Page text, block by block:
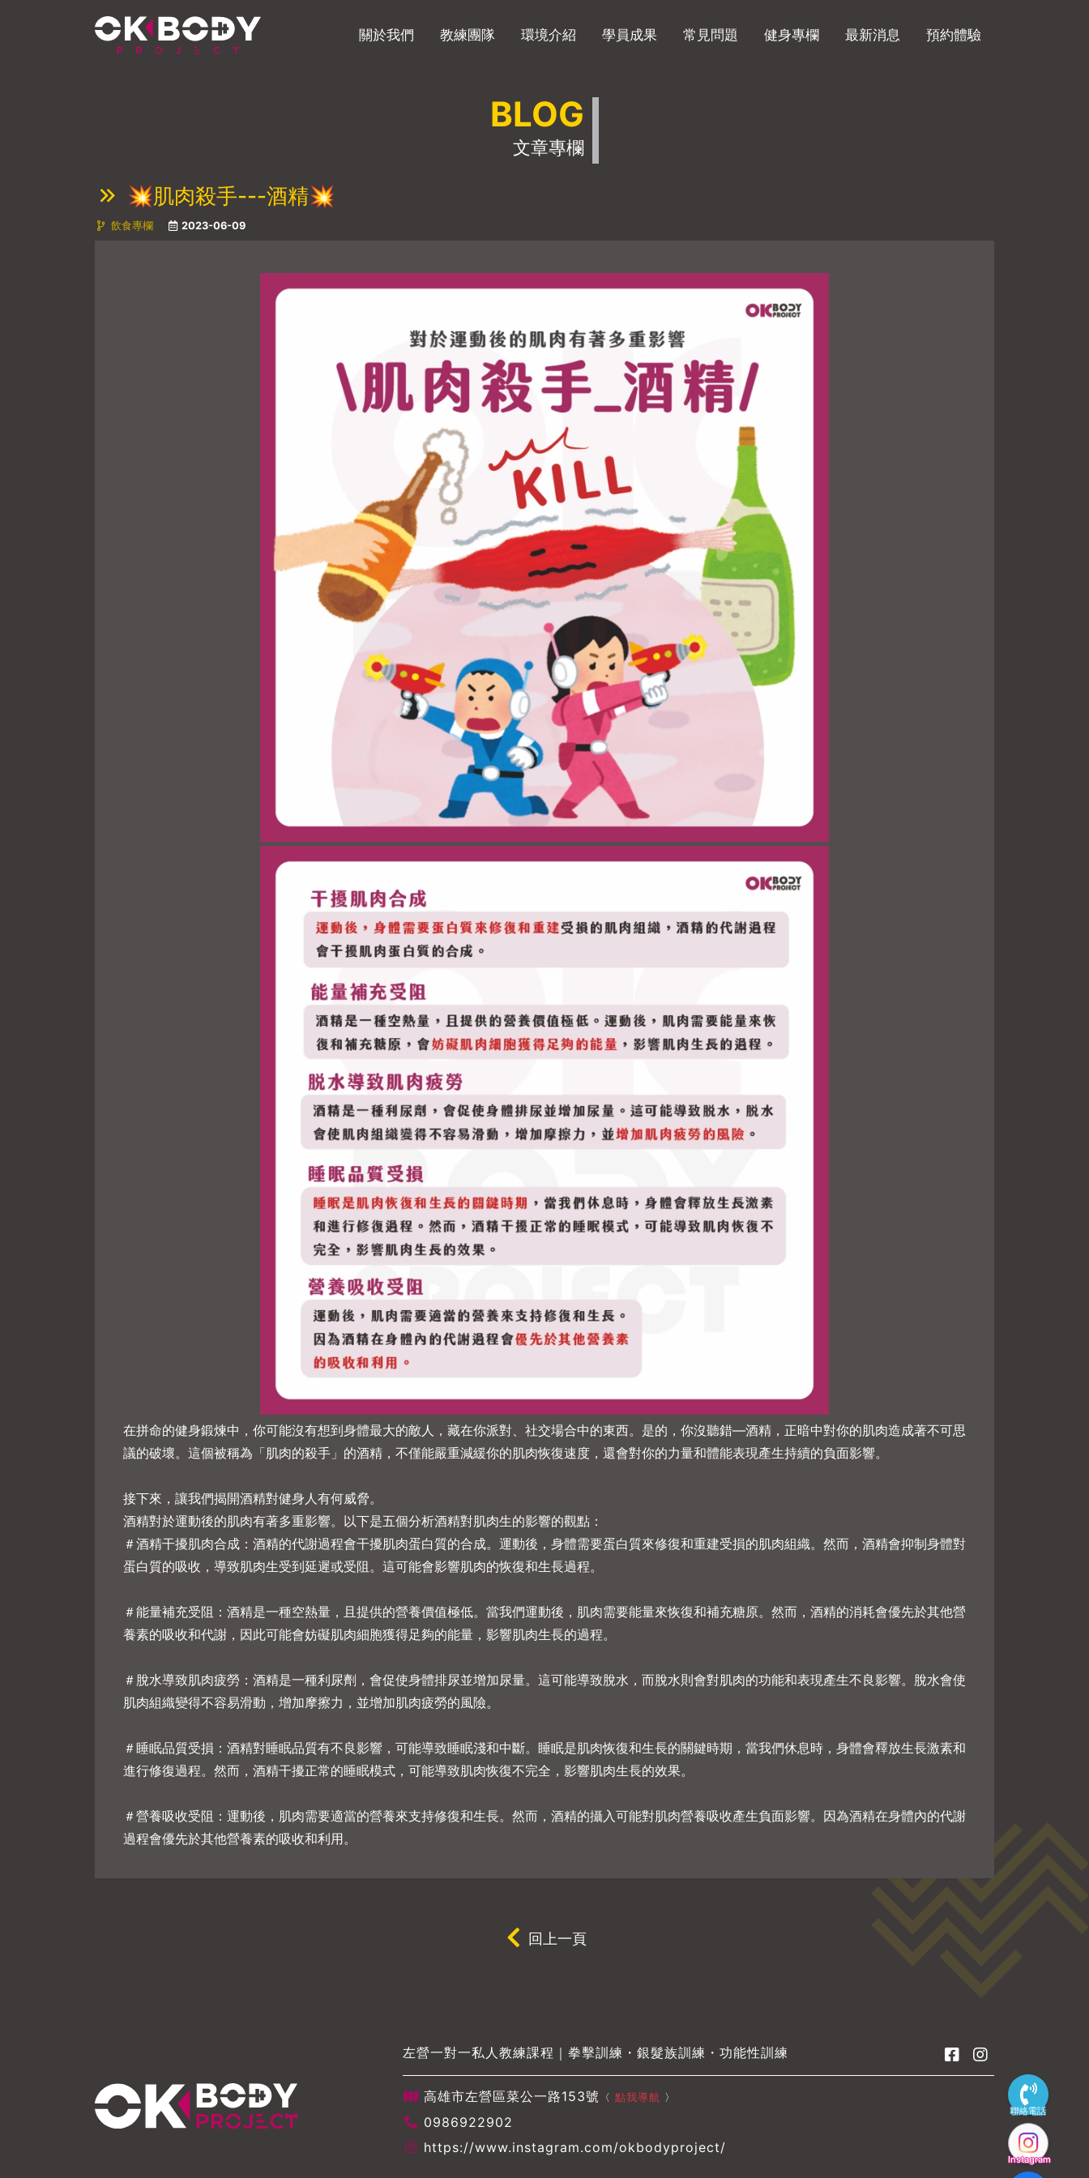
關於我們 教練團隊 環境介紹 學員成果 常見問題 健身專欄 最新消息 預約體驗
BLOG
文章專欄
💥肌肉殺手---酒精💥
飲食專欄 2023-06-09
在拼命的健身鍛煉中，你可能沒有想到身體最大的敵人，藏在你派對、社交場合中的東西。是的，你沒聽錯—酒精，正暗中對你的肌肉造成著不可思
議的破壞。這個被稱為「肌肉的殺手」的酒精，不僅能嚴重減緩你的肌肉恢復速度，還會對你的力量和體能表現產生持續的負面影響。
接下來，讓我們揭開酒精對健身人有何威脅。
酒精對於運動後的肌肉有著多重影響。以下是五個分析酒精對肌肉生的影響的觀點：
＃酒精干擾肌肉合成：酒精的代謝過程會干擾肌肉蛋白質的合成。運動後，身體需要蛋白質來修復和重建受損的肌肉組織。然而，酒精會抑制身體對
蛋白質的吸收，導致肌肉生受到延遲或受阻。這可能會影響肌肉的恢復和生長過程。
＃能量補充受阻：酒精是一種空熱量，且提供的營養價值極低。當我們運動後，肌肉需要能量來恢復和補充糖原。然而，酒精的消耗會優先於其他營
養素的吸收和代謝，因此可能會妨礙肌肉細胞獲得足夠的能量，影響肌肉生長的過程。
＃脫水導致肌肉疲勞：酒精是一種利尿劑，會促使身體排尿並增加尿量。這可能導致脫水，而脫水則會對肌肉的功能和表現產生不良影響。脫水會使
肌肉組織變得不容易滑動，增加摩擦力，並增加肌肉疲勞的風險。
＃睡眠品質受損：酒精對睡眠品質有不良影響，可能導致睡眠淺和中斷。睡眠是肌肉恢復和生長的關鍵時期，當我們休息時，身體會釋放生長激素和
進行修復過程。然而，酒精干擾正常的睡眠模式，可能導致肌肉恢復不完全，影響肌肉生長的效果。
＃營養吸收受阻：運動後，肌肉需要適當的營養來支持修復和生長。然而，酒精的攝入可能對肌肉營養吸收產生負面影響。因為酒精在身體內的代謝
過程會優先於其他營養素的吸收和利用。
回上一頁
左營一對一私人教練課程｜拳擊訓練・銀髮族訓練・功能性訓練
高雄市左營區菜公一路153號 〈 點我導航 〉
0986922902
https://www.instagram.com/okbodyproject/
聯絡電話
Instagram